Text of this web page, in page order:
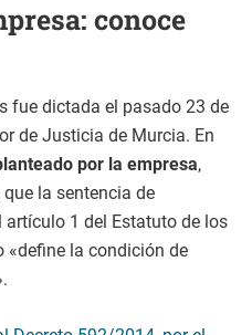
conoce
fue dictada el pasado 23 de
de Justicia de Murcia. En
por la empresa,
la sentencia de
1 del Estatuto de los
«define la condición de